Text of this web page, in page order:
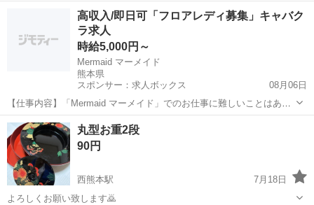
熊本市 西熊本駅 食器
高収入/即日可「フロアレディ募集」キャバク
ラ求人
時給5,000円～
Mermaid マーメイド
熊本県
スポンサー：求人ボックス
08月06日
【仕事内容】「Mermaid マーメイド」でのお仕事に難しいことはあり
ません! あなたのペースに合わせて一つずつレクチャー しっかり覚え
ていけるので、すぐに自信を持って働けるようになりますよ あなたに
お任せすることはコチラ! お客...
アルバイト・パート
丸型お重2段
90円
西熊本駅
7月18日
よろしくお願い致します🙇